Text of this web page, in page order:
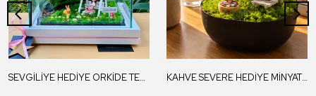
SEVGİLİYE HEDİYE ORKİDE TERARYUM / DREAMSCAPE KAHVE SEVERE HEDİYE MİNYATÜR BAHÇE / NOVA